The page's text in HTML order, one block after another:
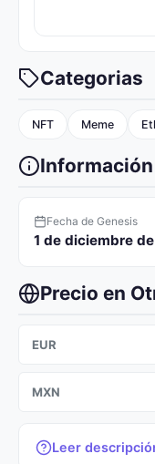
Categorias
NFT Meme
Fecha de Genesis
1 de diciembre
Precio en
EUR
MXN
Leer